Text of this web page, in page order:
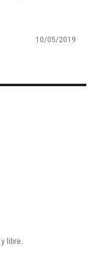
10/05/2019
libre.